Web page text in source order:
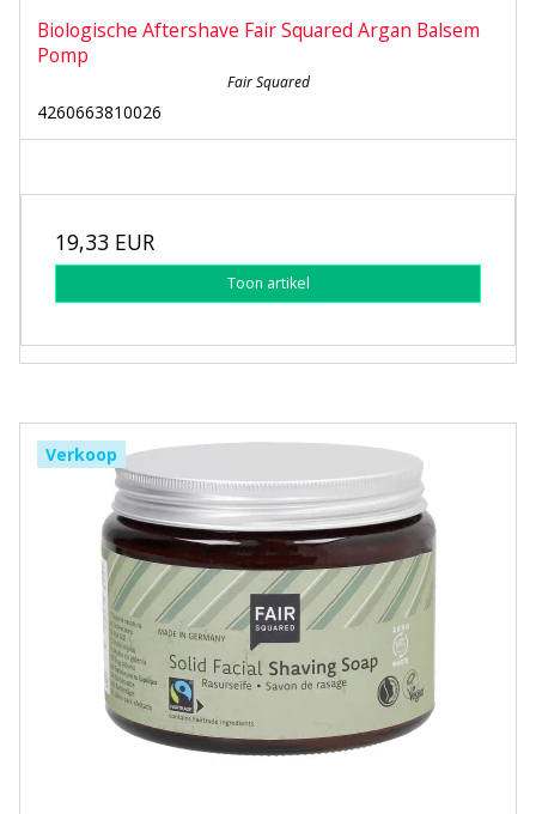
Biologische Aftershave Fair Squared Argan Balsem
Pomp
Fair Squared
4260663810026
19,33 EUR
Toon artikel
Verkoop